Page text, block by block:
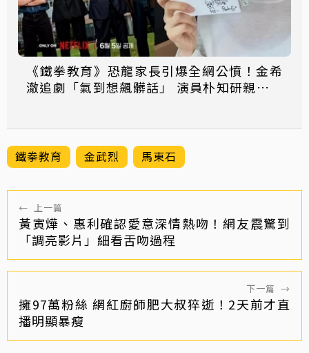
《鐵拳教育》恐龍家長引爆全網公憤！金希
澈追劇「氣到想飆髒話」 演員朴知研親曝心
鐵拳教育 金武烈 馬東石
← 上一篇
黃寅燁、惠利確認愛意深情熱吻！網友震驚到
「調亮影片」細看舌吻過程
下一篇 →
擁97萬粉絲 網紅廚師肥大叔猝逝！2天前才直
播明顯暴瘦